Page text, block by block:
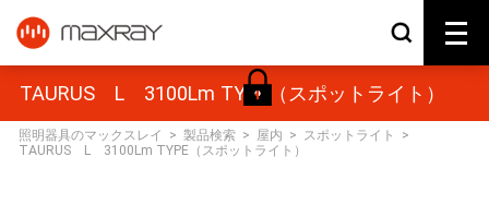
TAURUS L 3100Lm TYPE（スポットライト）
照明器具のマックスレイ > 製品検索 > 屋内 > スポットライト
>
TAURUS L 3100Lm TYPE（スポットライト）